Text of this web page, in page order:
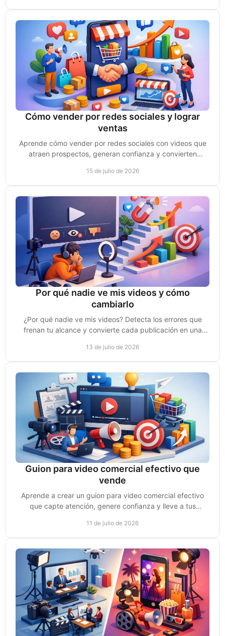
Cómo vender por redes sociales y lograr
ventas
Aprende cómo vender por redes sociales con videos que
atraen prospectos, generan confianza y convierten
15 de julio de 2026
Por qué nadie ve mis videos y cómo
cambiarlo
¿Por qué nadie ve mis videos? Detecta los errores que
frenan tu alcance y convierte cada publicación en una
13 de julio de 2026
Guion para video comercial efectivo que
vende
Aprende a crear un guion para video comercial efectivo
que capte atención, genere confianza y lleve a tus
11 de julio de 2026